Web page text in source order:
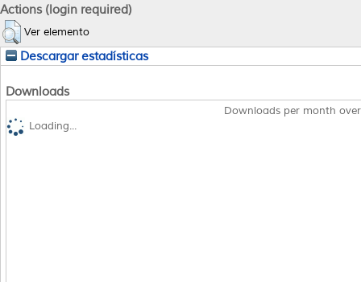
Actions (login required)
Ver elemento
Descargar estadísticas
Downloads
Downloads per month
Loading...